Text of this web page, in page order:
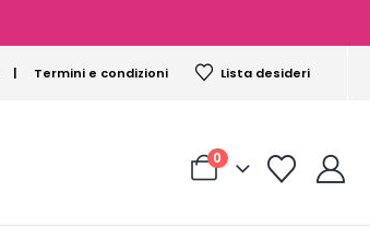
| Termini e condizioni Lista desideri
0